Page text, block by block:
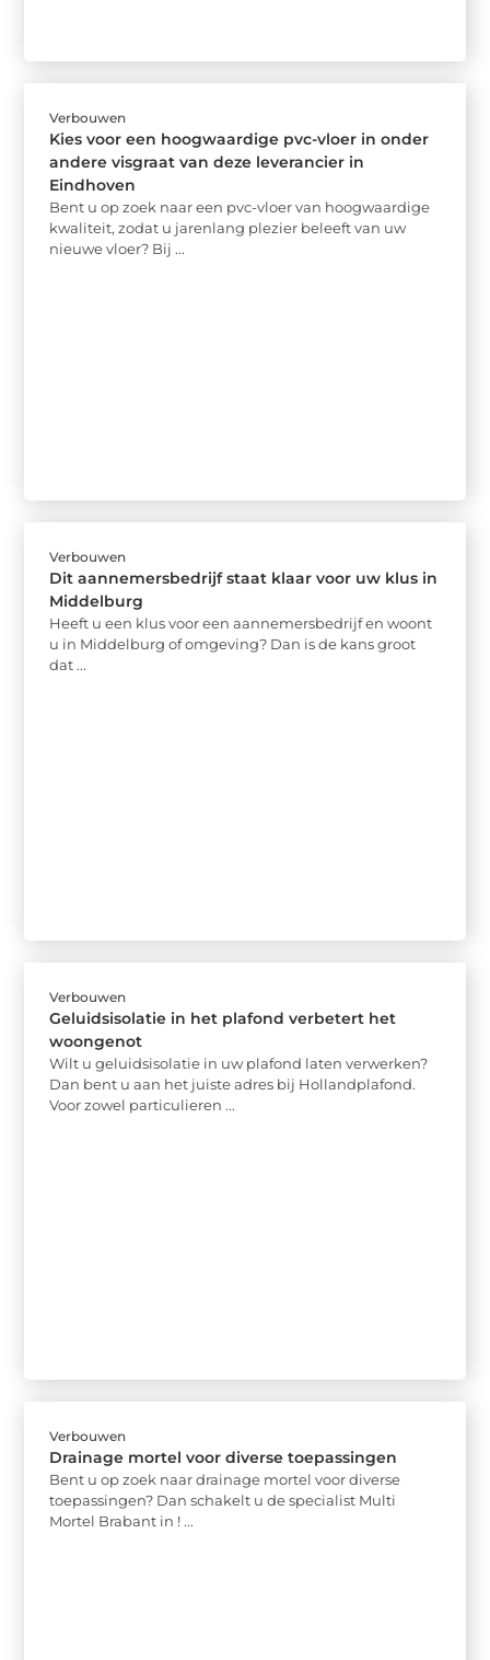
Verbouwen
Kies voor een hoogwaardige pvc-vloer in onder
andere visgraat van deze leverancier in
Eindhoven
Bent u op zoek naar een pvc-vloer van hoogwaardige
kwaliteit, zodat u jarenlang plezier beleeft van uw
nieuwe vloer? Bij ...
Verbouwen
Dit aannemersbedrijf staat klaar voor uw klus in
Middelburg
Heeft u een klus voor een aannemersbedrijf en woont
u in Middelburg of omgeving? Dan is de kans groot
dat ...
Verbouwen
Geluidsisolatie in het plafond verbetert het
woongenot
Wilt u geluidsisolatie in uw plafond laten verwerken?
Dan bent u aan het juiste adres bij Hollandplafond.
Voor zowel particulieren ...
Verbouwen
Drainage mortel voor diverse toepassingen
Bent u op zoek naar drainage mortel voor diverse
toepassingen? Dan schakelt u de specialist Multi
Mortel Brabant in ! ...